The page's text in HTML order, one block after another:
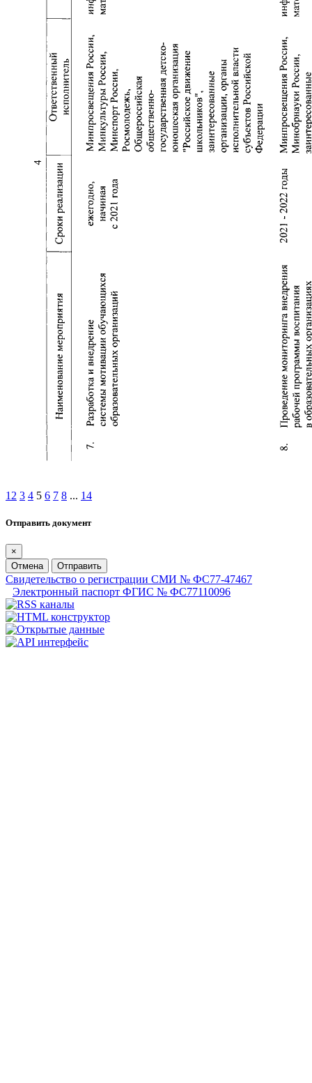
1 2 3 4 5 6 7 8 ... 14
Отправить документ
×
Отмена
Отправить
Свидетельство о регистрации СМИ № ФС77-47467
Электронный паспорт ФГИС № ФС77110096